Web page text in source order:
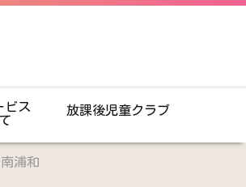
ビス
放課後児童クラブ
浦和